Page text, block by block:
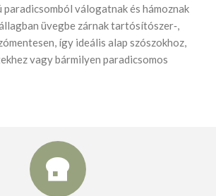
paradicsomból válogatnak és hámoznak
üvegbe zárnak tartósítószer‑,
így ideális alap szószokhoz,
vagy bármilyen paradicsomos